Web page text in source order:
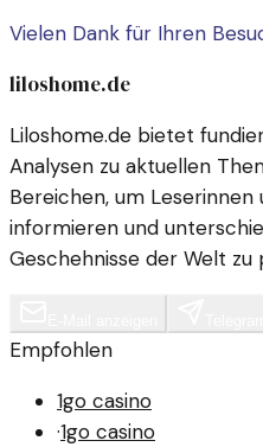
Vielen Dank für Ihren
liloshome.de
Liloshome.de bietet
Analysen zu aktuellen
Bereichen, um Leserinnen
informieren und
Geschehnisse der Welt zu
Empfohlen
1go casino
·1go casino